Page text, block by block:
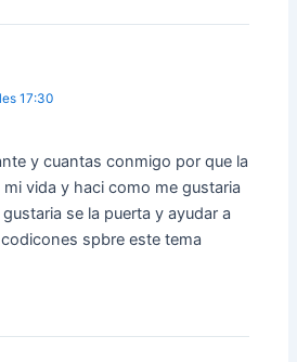
17:30
y cuantas conmigo por que la
vida y haci como me gustaria
se la puerta y ayudar a
spbre este tema